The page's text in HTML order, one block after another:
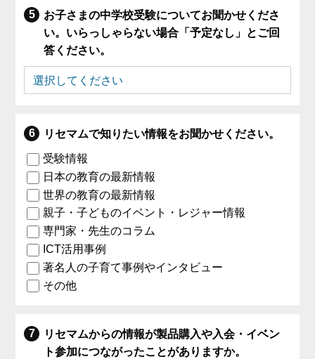
お子さまの中学校受験についてお聞かせくださ
い。いらっしゃらない場合「予定なし」とご回
答ください。
リセマムで知りたい情報をお聞かせください。
受験情報
日本の教育の最新情報
世界の教育の最新情報
親子・子どものイベント・レジャー情報
専門家・先生のコラム
ICT活用事例
著名人の子育て事例やインタビュー
その他
リセマムからの情報が製品購入や入会・イベン
ト参加につながったことがありますか。